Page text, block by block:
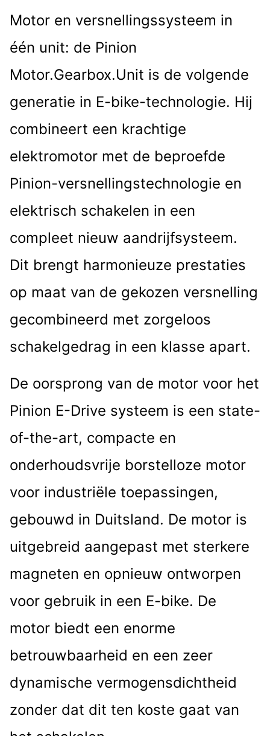
Motor en versnellingssysteem in
één unit: de Pinion
Motor.Gearbox.Unit is de volgende
generatie in E-bike-technologie. Hij
combineert een krachtige
elektromotor met de beproefde
Pinion-versnellingstechnologie en
elektrisch schakelen in een
compleet nieuw aandrijfsysteem.
Dit brengt harmonieuze prestaties
op maat van de gekozen versnelling
gecombineerd met zorgeloos
schakelgedrag in een klasse apart.
De oorsprong van de motor voor het
Pinion E-Drive systeem is een state-
of-the-art, compacte en
onderhoudsvrije borstelloze motor
voor industriële toepassingen,
gebouwd in Duitsland. De motor is
uitgebreid aangepast met sterkere
magneten en opnieuw ontworpen
voor gebruik in een E-bike. De
motor biedt een enorme
betrouwbaarheid en een zeer
dynamische vermogensdichtheid
zonder dat dit ten koste gaat van